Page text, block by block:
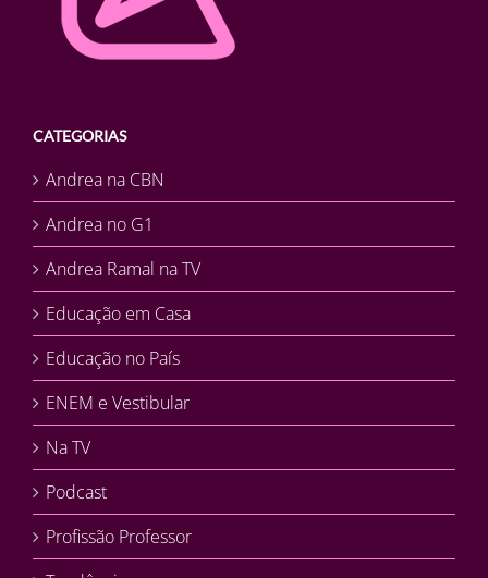
CATEGORIAS
Andrea na CBN
Andrea no G1
Andrea Ramal na TV
Educação em Casa
Educação no País
ENEM e Vestibular
Na TV
Podcast
Profissão Professor